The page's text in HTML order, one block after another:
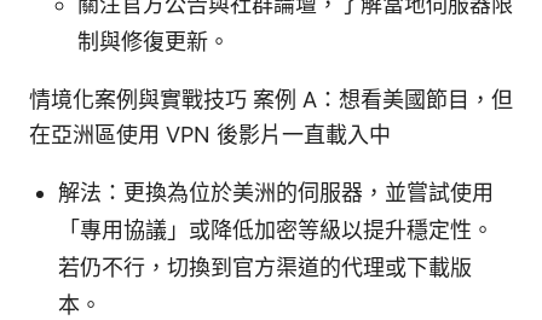
制與修復更新。
情境化案例與實戰技巧 案例 A：想看美國節目，但
在亞洲區使用 VPN 後影片一直載入中
解法：更換為位於美洲的伺服器，並嘗試使用
「專用協議」或降低加密等級以提升穩定性。
若仍不行，切換到官方渠道的代理或下載版
本。